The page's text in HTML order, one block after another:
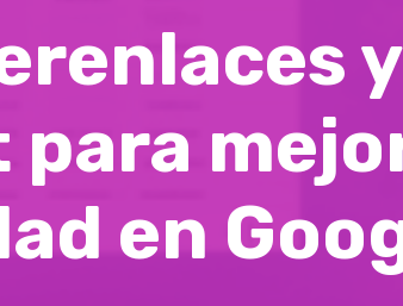
y
para
en